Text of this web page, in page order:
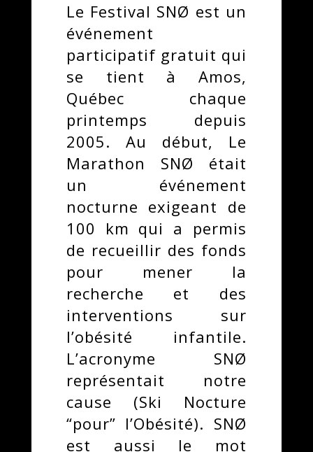
Le Festival SNØ est un
événement
participatif gratuit qui
se tient à Amos,
Québec chaque
printemps depuis
2005. Au début, Le
Marathon SNØ était
un événement
nocturne exigeant de
100 km qui a permis
de recueillir des fonds
pour mener la
recherche et des
interventions sur
l’obésité infantile.
L’acronyme SNØ
représentait notre
cause (Ski Nocture
“pour” l’Obésité). SNØ
est aussi le mot